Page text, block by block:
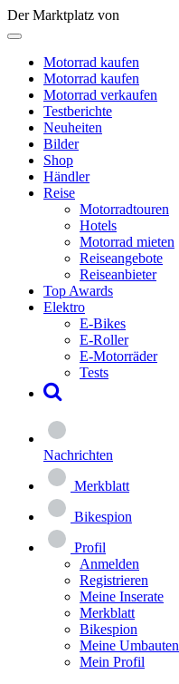
Der Marktplatz von
Motorrad kaufen
Motorrad kaufen
Motorrad verkaufen
Testberichte
Neuheiten
Bilder
Shop
Händler
Reise
Motorradtouren
Hotels
Motorrad mieten
Reiseangebote
Reiseanbieter
Top Awards
Elektro
E-Bikes
E-Roller
E-Motorräder
Tests
Nachrichten
Merkblatt
Bikespion
Profil
Anmelden
Registrieren
Meine Inserate
Merkblatt
Bikespion
Meine Umbauten
Mein Profil